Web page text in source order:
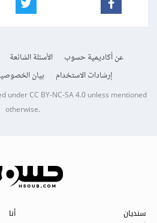
عن أكاديمية حسوب الأسئلة الشائعة
إرشادات الاستخدام
بيان
underCC BY-NC-SA 4.0unless mentioned
otherwise.